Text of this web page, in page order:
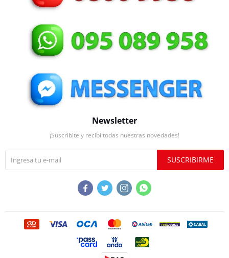
Newsletter
¡Suscribite y recibí todas nuestras novedades!
SUSCRIBIRME
   